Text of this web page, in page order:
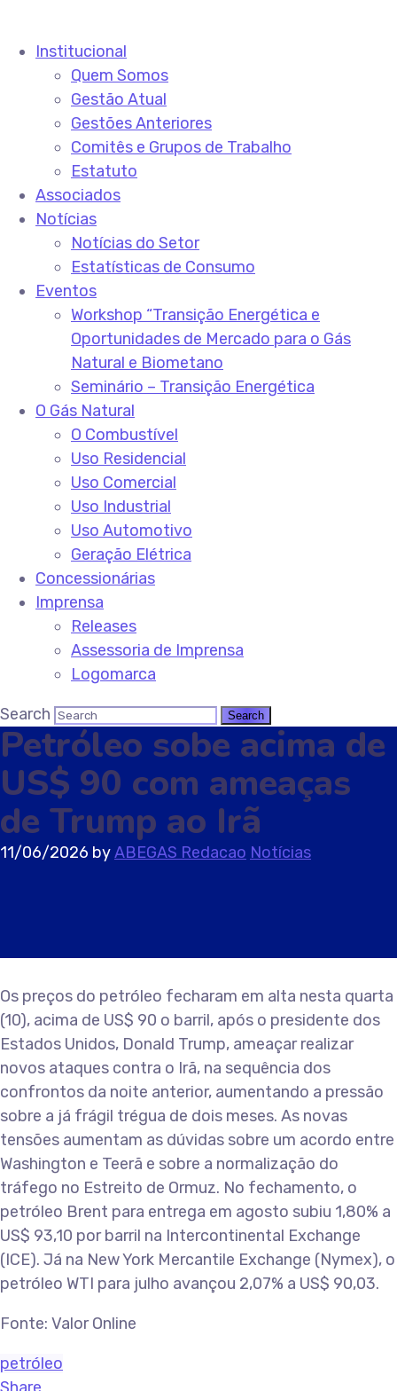
Institucional
Quem Somos
Gestão Atual
Gestões Anteriores
Comitês e Grupos de Trabalho
Estatuto
Associados
Notícias
Notícias do Setor
Estatísticas de Consumo
Eventos
Workshop “Transição Energética e
Oportunidades de Mercado para o Gás
Natural e Biometano
Seminário – Transição Energética
O Gás Natural
O Combustível
Uso Residencial
Uso Comercial
Uso Industrial
Uso Automotivo
Geração Elétrica
Concessionárias
Imprensa
Releases
Assessoria de Imprensa
Logomarca
Search
Petróleo sobe acima de
US$ 90 com ameaças
de Trump ao Irã
11/06/2026 byABEGAS Redacao Notícias
Os preços do petróleo fecharam em alta nesta quarta
(10), acima de US$ 90 o barril, após o presidente dos
Estados Unidos, Donald Trump, ameaçar realizar
novos ataques contra o Irã, na sequência dos
confrontos da noite anterior, aumentando a pressão
sobre a já frágil trégua de dois meses. As novas
tensões aumentam as dúvidas sobre um acordo entre
Washington e Teerã e sobre a normalização do
tráfego no Estreito de Ormuz. No fechamento, o
petróleo Brent para entrega em agosto subiu 1,80% a
US$ 93,10 por barril na Intercontinental Exchange
(ICE). Já na New York Mercantile Exchange (Nymex), o
petróleo WTI para julho avançou 2,07% a US$ 90,03.
Fonte: Valor Online
petróleo